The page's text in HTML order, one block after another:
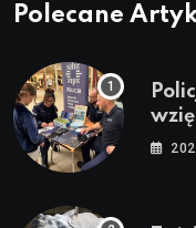
Polecane